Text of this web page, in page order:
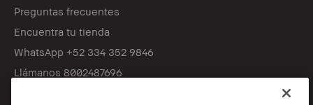
Preguntas frecuentes
Encuentra tu tienda
WhatsApp +52 334 352 9846
Llámanos 8002487696